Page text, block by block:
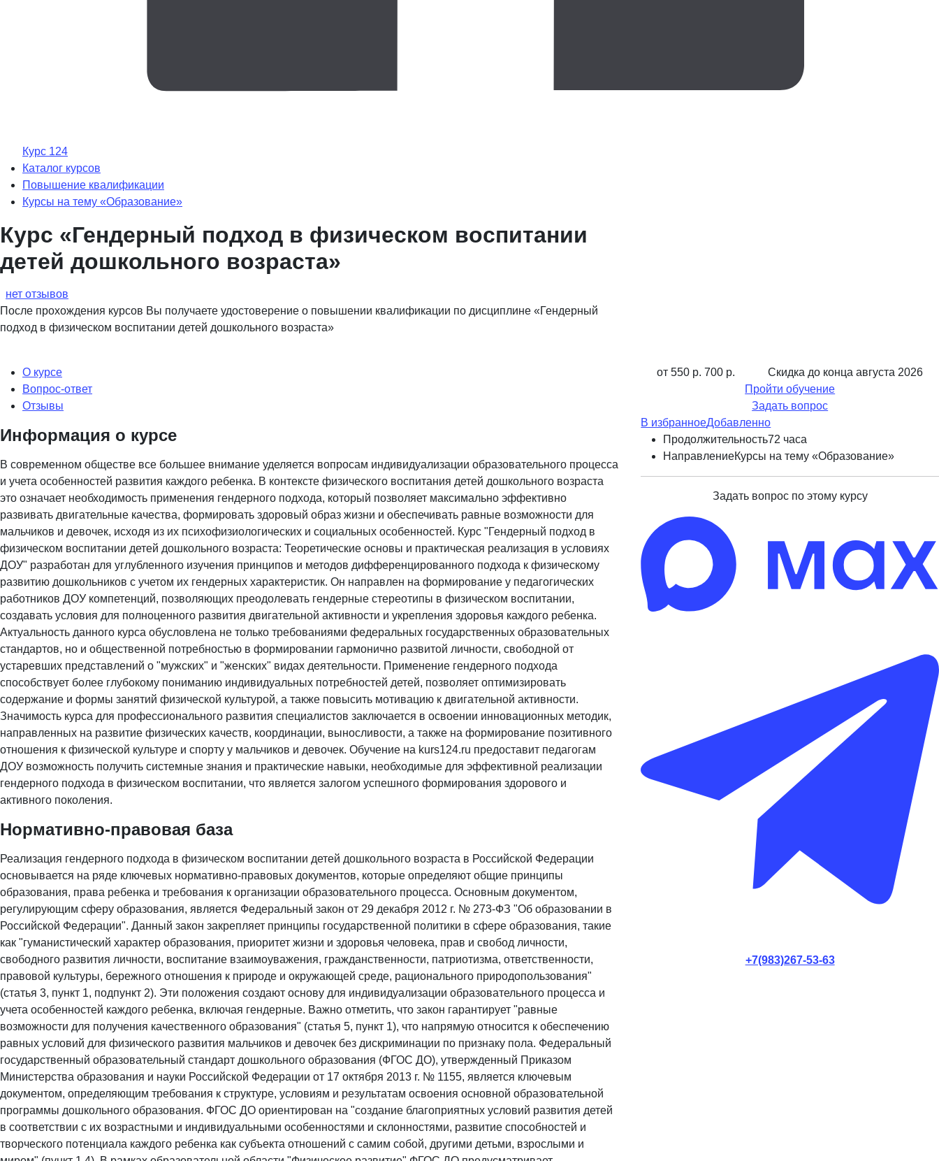
Курс 124
Каталог курсов
Повышение квалификации
Курсы на тему «Образование»
Курс «Гендерный подход в физическом воспитании
детей дошкольного возраста»
нет отзывов
После прохождения курсов Вы получаете удостоверение о повышении квалификации по дисциплине «Гендерный
подход в физическом воспитании детей дошкольного возраста»
О курсе
Вопрос-ответ
Отзывы
Информация о курсе
В современном обществе все большее внимание уделяется вопросам индивидуализации образовательного процесса
и учета особенностей развития каждого ребенка. В контексте физического воспитания детей дошкольного возраста
это означает необходимость применения гендерного подхода, который позволяет максимально эффективно
развивать двигательные качества, формировать здоровый образ жизни и обеспечивать равные возможности для
мальчиков и девочек, исходя из их психофизиологических и социальных особенностей. Курс "Гендерный подход в
физическом воспитании детей дошкольного возраста: Теоретические основы и практическая реализация в условиях
ДОУ" разработан для углубленного изучения принципов и методов дифференцированного подхода к физическому
развитию дошкольников с учетом их гендерных характеристик. Он направлен на формирование у педагогических
работников ДОУ компетенций, позволяющих преодолевать гендерные стереотипы в физическом воспитании,
создавать условия для полноценного развития двигательной активности и укрепления здоровья каждого ребенка.
Актуальность данного курса обусловлена не только требованиями федеральных государственных образовательных
стандартов, но и общественной потребностью в формировании гармонично развитой личности, свободной от
устаревших представлений о "мужских" и "женских" видах деятельности. Применение гендерного подхода
способствует более глубокому пониманию индивидуальных потребностей детей, позволяет оптимизировать
содержание и формы занятий физической культурой, а также повысить мотивацию к двигательной активности.
Значимость курса для профессионального развития специалистов заключается в освоении инновационных методик,
направленных на развитие физических качеств, координации, выносливости, а также на формирование позитивного
отношения к физической культуре и спорту у мальчиков и девочек. Обучение на kurs124.ru предоставит педагогам
ДОУ возможность получить системные знания и практические навыки, необходимые для эффективной реализации
гендерного подхода в физическом воспитании, что является залогом успешного формирования здорового и
активного поколения.
Нормативно-правовая база
Реализация гендерного подхода в физическом воспитании детей дошкольного возраста в Российской Федерации
основывается на ряде ключевых нормативно-правовых документов, которые определяют общие принципы
образования, права ребенка и требования к организации образовательного процесса. Основным документом,
регулирующим сферу образования, является Федеральный закон от 29 декабря 2012 г. № 273-ФЗ "Об образовании в
Российской Федерации". Данный закон закрепляет принципы государственной политики в сфере образования, такие
как "гуманистический характер образования, приоритет жизни и здоровья человека, прав и свобод личности,
свободного развития личности, воспитание взаимоуважения, гражданственности, патриотизма, ответственности,
правовой культуры, бережного отношения к природе и окружающей среде, рационального природопользования"
(статья 3, пункт 1, подпункт 2). Эти положения создают основу для индивидуализации образовательного процесса и
учета особенностей каждого ребенка, включая гендерные. Важно отметить, что закон гарантирует "равные
возможности для получения качественного образования" (статья 5, пункт 1), что напрямую относится к обеспечению
равных условий для физического развития мальчиков и девочек без дискриминации по признаку пола. Федеральный
государственный образовательный стандарт дошкольного образования (ФГОС ДО), утвержденный Приказом
Министерства образования и науки Российской Федерации от 17 октября 2013 г. № 1155, является ключевым
документом, определяющим требования к структуре, условиям и результатам освоения основной образовательной
программы дошкольного образования. ФГОС ДО ориентирован на "создание благоприятных условий развития детей
в соответствии с их возрастными и индивидуальными особенностями и склонностями, развитие способностей и
творческого потенциала каждого ребенка как субъекта отношений с самим собой, другими детьми, взрослыми и
от 550 р. 700 р. Скидка до конца августа 2026
Пройти обучение
Задать вопрос
В избранноеДобавленно
Продолжительность72 часа
НаправлениеКурсы на тему «Образование»
Задать вопрос по этому курсу
+7(983)267-53-63